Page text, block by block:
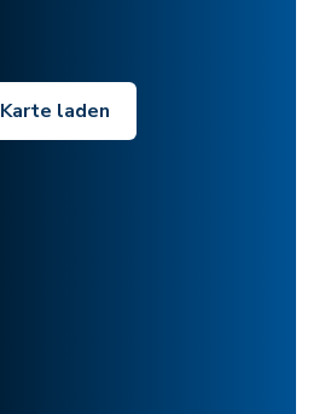
Karte laden